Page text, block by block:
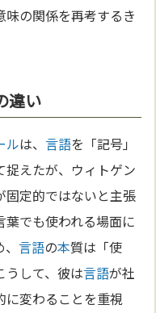
味の関係を再考するき
違い
ルは、言語を「記号」
捉えたが、ウィトゲン
固定的ではないと主張
葉でも使われる場面に
、言語の本質は「使
うして、彼は言語が社
に変わることを重視